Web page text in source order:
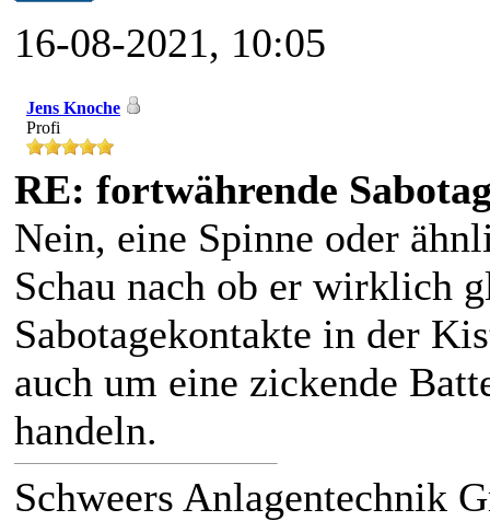
16-08-2021, 10:05
Jens Knoche
Profi
RE: fortwährende
Nein, eine Spinne oder
Schau nach ob er wirklich
Sabotagekontakte in der
auch um eine zickende
handeln.
Schweers Anlagentechnik